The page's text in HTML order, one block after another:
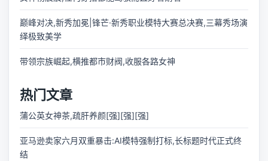
巅峰对决,新秀加冕|锋芒·新秀职业模特大赛总决赛,三幕秀场演
绎极致美学
带领宗族崛起,横推都市财阀,收服各路女神
热门文章
蒲公英女神茶,疏肝养颜[强][强][强]
亚马逊卖家六月双重暴击:AI模特强制打标,长标题时代正式终
结